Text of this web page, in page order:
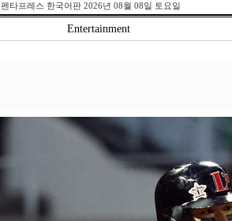
펜타프레스 한국어판 2026년 08월 08일 토요일
Entertainment